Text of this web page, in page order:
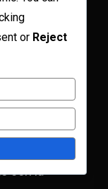
con la
or Reject